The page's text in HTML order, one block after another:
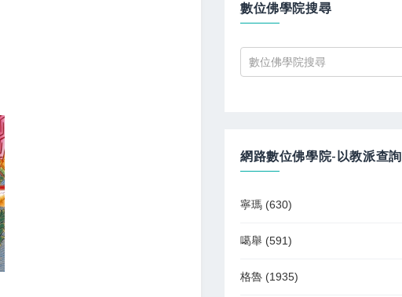
數位佛學院搜尋
網路數位佛學院-以教派查詢
寧瑪 (630)
噶舉 (591)
格魯 (1935)